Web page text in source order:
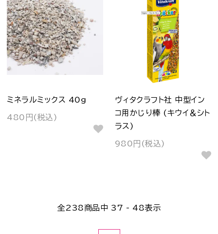
ミネラルミックス 40g
480円(税込)
ヴィタクラフト社 中型イン
コ用かじり棒 (キウイ＆シト
ラス)
980円(税込)
全238商品中 37 - 48表示